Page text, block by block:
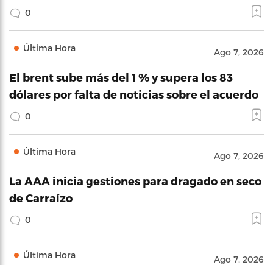
0
Última Hora Ago 7, 2026
El brent sube más del 1 % y supera los 83
dólares por falta de noticias sobre el acuerdo
0
Última Hora Ago 7, 2026
La AAA inicia gestiones para dragado en seco
de Carraízo
0
Última Hora Ago 7, 2026